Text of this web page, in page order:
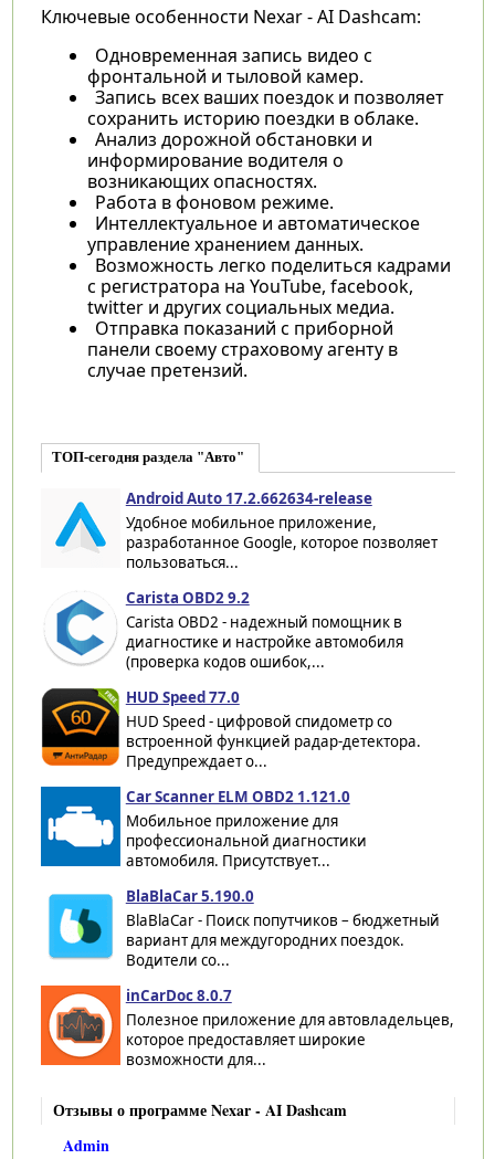
Ключевые особенности Nexar - AI Dashcam:
Одновременная запись видео с
фронтальной и тыловой камер.
Запись всех ваших поездок и позволяет
сохранить историю поездки в облаке.
Анализ дорожной обстановки и
информирование водителя о
возникающих опасностях.
Работа в фоновом режиме.
Интеллектуальное и автоматическое
управление хранением данных.
Возможность легко поделиться кадрами
с регистратора на YouTube, facebook,
twitter и других социальных медиа.
Отправка показаний с приборной
панели своему страховому агенту в
случае претензий.
ТОП-сегодня раздела "Авто"
Android Auto 17.2.662634-release
Удобное мобильное приложение,
разработанное Google, которое позволяет
пользоваться...
Carista OBD2 9.2
Carista OBD2 - надежный помощник в
диагностике и настройке автомобиля
(проверка кодов ошибок,...
HUD Speed 77.0
HUD Speed - цифровой спидометр со
встроенной функцией радар-детектора.
Предупреждает о...
Car Scanner ELM OBD2 1.121.0
Мобильное приложение для
профессиональной диагностики
автомобиля. Присутствует...
BlaBlaCar 5.190.0
BlaBlaCar - Поиск попутчиков – бюджетный
вариант для междугородних поездок.
Водители со...
inCarDoc 8.0.7
Полезное приложение для автовладельцев,
которое предоставляет широкие
возможности для...
Отзывы о программе Nexar - AI Dashcam
Admin